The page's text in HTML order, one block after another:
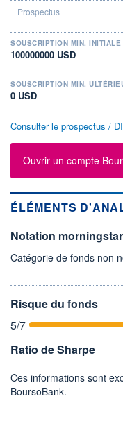
SOUSCRIPTION MIN. INITIALE
100000000 USD
SOUSCRIPTION MIN.
0 USD
Consulter le prospectus /
Ouvrir un compte
ÉLÉMENTS
Notation morningstar
Catégorie de fonds non
Risque du fonds
5/7
Ratio de Sharpe
Ces informations sont
BoursoBank.